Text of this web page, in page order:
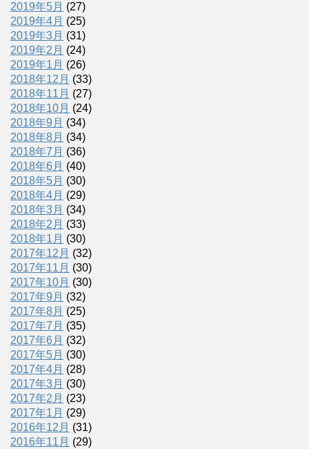
2019年5月 (27)
2019年4月 (25)
2019年3月 (31)
2019年2月 (24)
2019年1月 (26)
2018年12月 (33)
2018年11月 (27)
2018年10月 (24)
2018年9月 (34)
2018年8月 (34)
2018年7月 (36)
2018年6月 (40)
2018年5月 (30)
2018年4月 (29)
2018年3月 (34)
2018年2月 (33)
2018年1月 (30)
2017年12月 (32)
2017年11月 (30)
2017年10月 (30)
2017年9月 (32)
2017年8月 (25)
2017年7月 (35)
2017年6月 (32)
2017年5月 (30)
2017年4月 (28)
2017年3月 (30)
2017年2月 (23)
2017年1月 (29)
2016年12月 (31)
2016年11月 (29)